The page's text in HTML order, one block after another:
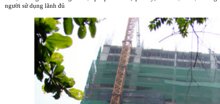
người sử dụng lãnh đủ